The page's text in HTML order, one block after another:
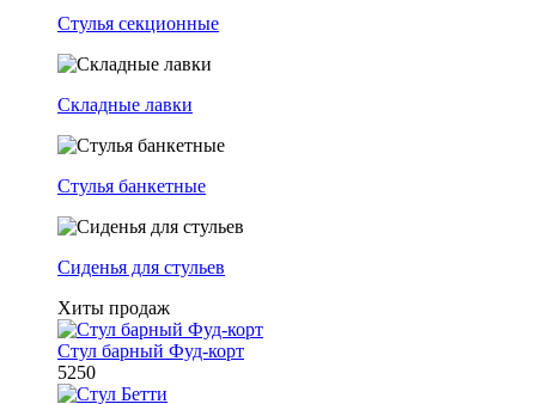
Стулья секционные
Складные лавки
Стулья банкетные
Сиденья для стульев
Хиты продаж
Стул барный Фуд-корт
5250